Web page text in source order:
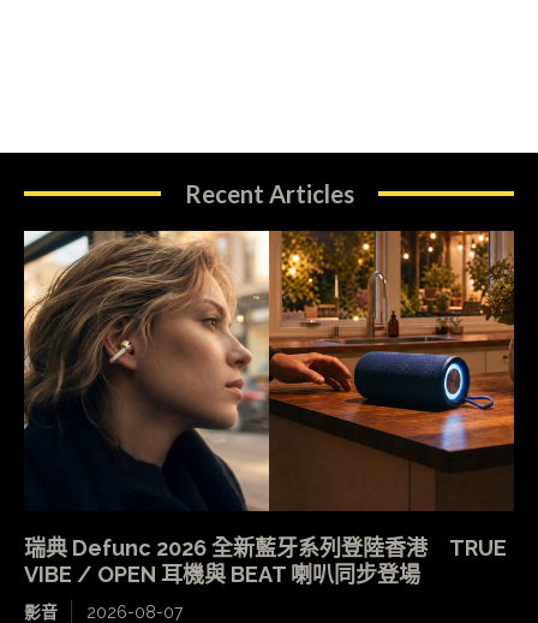
Recent Articles
瑞典 Defunc 2026 全新藍牙系列登陸香港 TRUE
VIBE / OPEN 耳機與 BEAT 喇叭同步登場
影音 2026-08-07